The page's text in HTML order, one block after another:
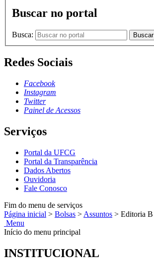
Buscar no portal
Busca: Buscar
Redes Sociais
Facebook
Instagram
Twitter
Painel de Acessos
Serviços
Portal da UFCG
Portal da Transparência
Dados Abertos
Ouvidoria
Fale Conosco
Fim do menu de serviços
Página inicial > Bolsas > Assuntos > Editoria B
Menu
Início do menu principal
INSTITUCIONAL